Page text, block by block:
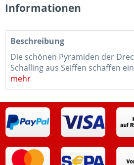
Informationen
Beschreibung
Die schönen Pyramiden der
Schalling aus Seiffen schaffen
mehr